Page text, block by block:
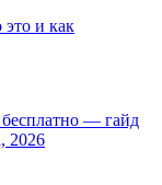
бесплатно — гайд
2026